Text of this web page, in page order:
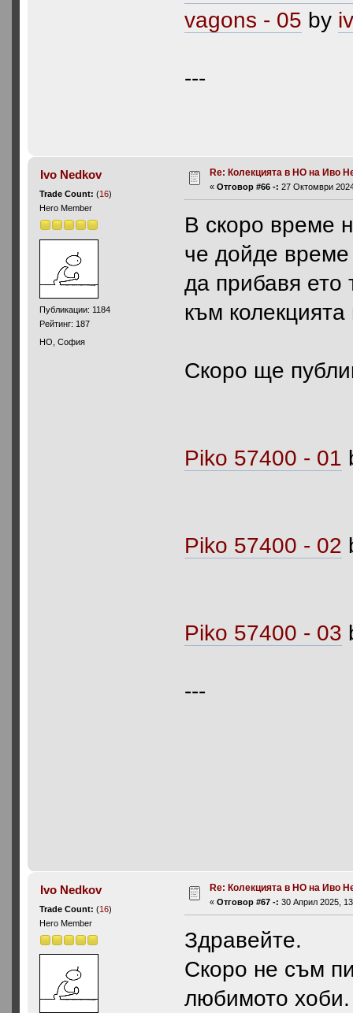
vagons - 05 by
---
Ivo Nedkov
Trade Count:(16)
Hero Member
Публикации: 1184
Рейтинг: 187
HO, София
Re: Колекцията в НО на Иво
«Отговор #66 -: 27 Октомври
В скоро време
че дойде време
да прибавя ето
към
Скоро ще
Piko 57400 - 01
Piko 57400 - 02
Piko 57400 - 03
---
Ivo Nedkov
Trade Count:(16)
Hero Member
Re: Колекцията в НО на Иво
«Отговор #67 -: 30 Април 2025,
Здравейте.
Скоро не съм
любимото хоби.